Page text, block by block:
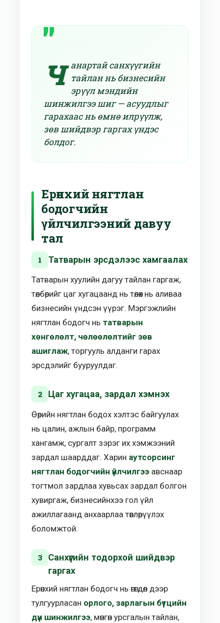
Ч анартай санхүүгийн
тайлан нь бизнесийн
эрүүл мэндийн
шинжилгээ шиг — асуудлыг
гарахаас нь өмнө илрүүлж,
зөв шийдвэр гаргах үндэс
болдог.
Ерөнхий нягтлан
бодогчийн
үйлчилгээний давуу
тал
1 Татварын эрсдэлээс хамгаалах
Татварын хуулийн дагуу тайлан гаргаж,
төлбөрийг цаг хугацаанд нь төлөх нь аливаа
бизнесийн үндсэн үүрэг. Мэргэжлийн
нягтлан бодогч нь татварын
хөнгөлөлт, чөлөөлөлтийг зөв
ашиглаж, торгууль алданги гарах
эрсдэлийг бууруулдаг.
2 Цаг хугацаа, зардал хэмнэх
Өөрийн нягтлан бодох хэлтэс байгуулах
нь цалин, ажлын байр, программ
хангамж, сургалт зэрэг их хэмжээний
зардал шаарддаг. Харин аутсорсинг
нягтлан бодогчийн үйлчилгээ авснаар
тогтмол зардлаа хувьсах зардал болгон
хувиргаж, бизнесийнхээ гол үйл
ажиллагаанд анхаарлаа төвлөрүүлэх
боломжтой.
3
Санхүүгийн тодорхой шийдвэр
гаргах
Ерөнхий нягтлан бодогч нь өгөгдөл дээр
тулгуурласан орлого, зарлагын бүтцийн
дүн шинжилгээ, мөнгөн урсгалын тайлан,